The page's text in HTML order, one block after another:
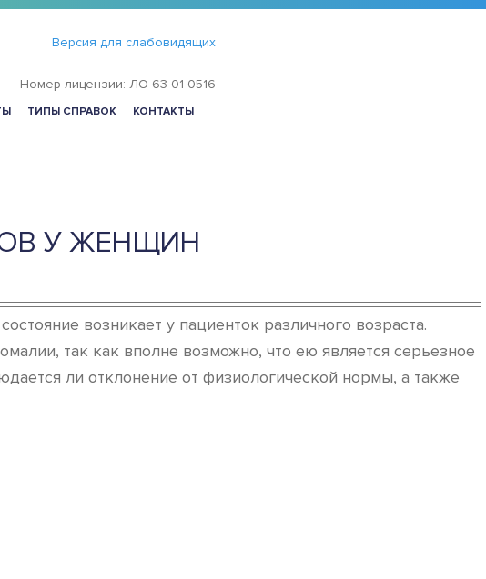
Версия для слабовидящих
Номер лицензии: ЛО-63-01-0516
ТИПЫ СПРАВОК КОНТАКТЫ
У ЖЕНЩИН
возникает у пациенток различного возраста.
так как вполне возможно, что ею является серьезное
ли отклонение от физиологической нормы, а также